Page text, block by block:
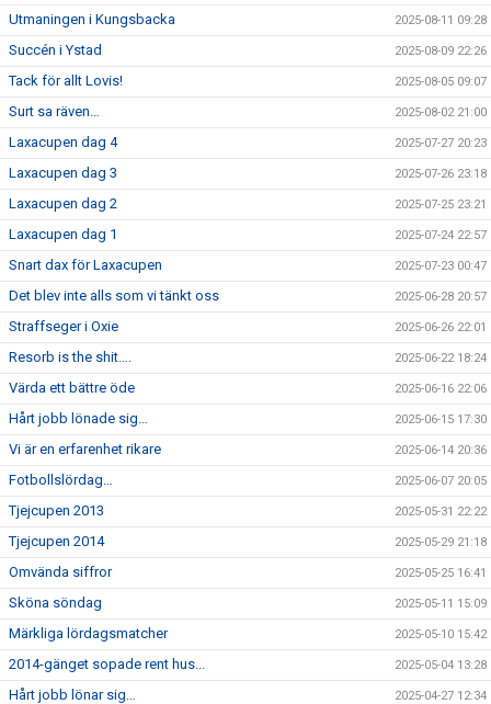
Utmaningen i Kungsbacka 2025-08-11 09:28
Succén i Ystad 2025-08-09 22:26
Tack för allt Lovis! 2025-08-05 09:07
Surt sa räven… 2025-08-02 21:00
Laxacupen dag 4 2025-07-27 20:23
Laxacupen dag 3 2025-07-26 23:18
Laxacupen dag 2 2025-07-25 23:21
Laxacupen dag 1 2025-07-24 22:57
Snart dax för Laxacupen 2025-07-23 00:47
Det blev inte alls som vi tänkt oss 2025-06-28 20:57
Straffseger i Oxie 2025-06-26 22:01
Resorb is the shit…. 2025-06-22 18:24
Värda ett bättre öde 2025-06-16 22:06
Hårt jobb lönade sig… 2025-06-15 17:30
Vi är en erfarenhet rikare 2025-06-14 20:36
Fotbollslördag… 2025-06-07 20:05
Tjejcupen 2013 2025-05-31 22:22
Tjejcupen 2014 2025-05-29 21:18
Omvända siffror 2025-05-25 16:41
Sköna söndag 2025-05-11 15:09
Märkliga lördagsmatcher 2025-05-10 15:42
2014-gänget sopade rent hus... 2025-05-04 13:28
Hårt jobb lönar sig… 2025-04-27 12:34